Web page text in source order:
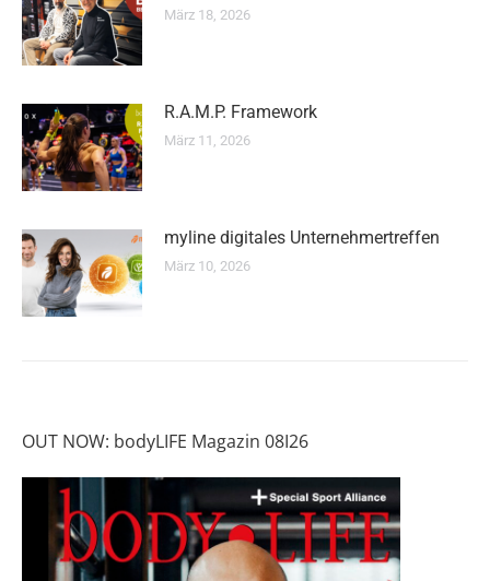
März 18, 2026
R.A.M.P. Framework
März 11, 2026
myline digitales Unternehmertreffen
März 10, 2026
OUT NOW: bodyLIFE Magazin 08I26